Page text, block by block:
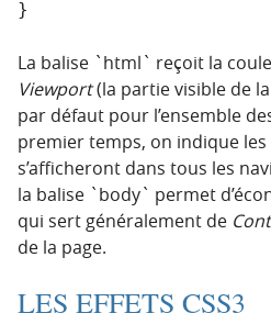
La balise `html` reçoit la
Viewport(la partie visible de
par défaut pour l’ensemble
premier temps, on indique
s’afficheront dans tous les
la balise `body` permet
qui sert généralement de
de la page.
LES EFFETS CSS3